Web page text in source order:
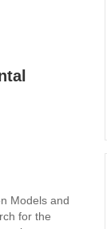
Models and
for the